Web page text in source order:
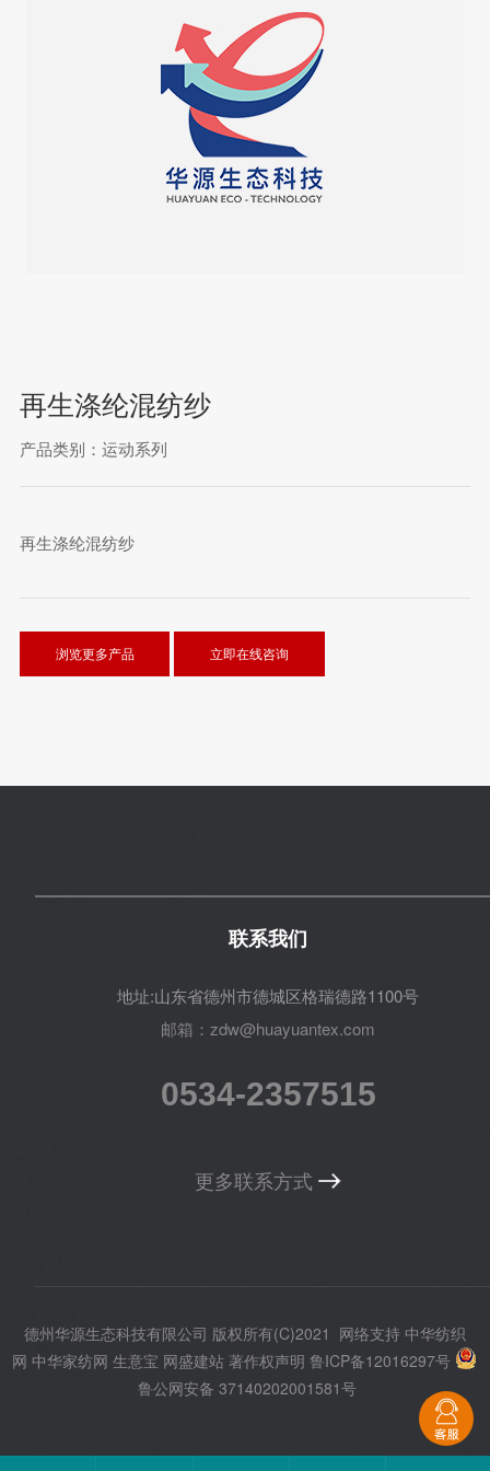
再生涤纶混纺纱
产品类别：运动系列
再生涤纶混纺纱
浏览更多产品 立即在线咨询
联系我们
地址:山东省德州市德城区格瑞德路1100号
邮箱：zdw@huayuantex.com
0534-2357515
更多联系方式
德州华源生态科技有限公司 版权所有(C)2021 网络支持 中华纺织
网 中华家纺网 生意宝 网盛建站 著作权声明 鲁ICP备12016297号
鲁公网安备 37140202001581号